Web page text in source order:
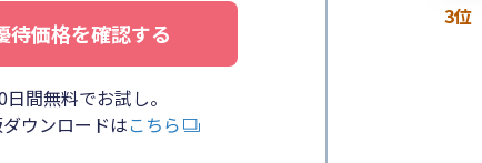
待価格を確認する
日間無料でお試し。
ウンロードはこちら
3位